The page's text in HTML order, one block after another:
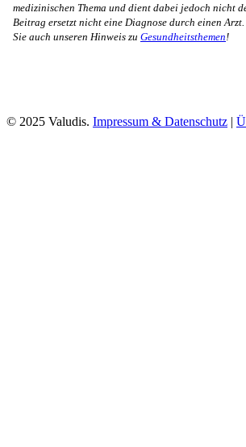
medizinischen Thema und dient dabei jedoch nicht
Beitrag ersetzt nicht eine Diagnose durch einen
Sie auch unseren Hinweis zu Gesundheitsthemen!
© 2025 Valudis. Impressum & Datenschutz |